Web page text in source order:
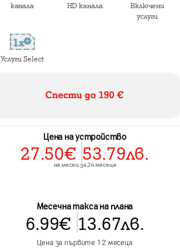
канала HD канала
Включени
услуги
Услуги Select
Цена на устройство
27.50€ 53.79лв.
на месец за 24 месеца
Месечна такса на плана
6.99€ 13.67лв.
Цена за първите 12 месеца